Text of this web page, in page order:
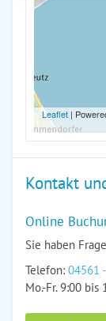
Leaflet|
Kontakt
Online
Sie haben
Telefon: 04561
Mo.-Fr. 9:00 bis